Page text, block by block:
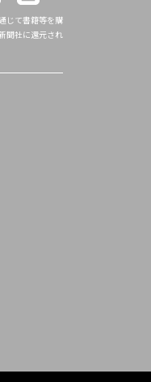
じて書籍等を購
聞社に還元され